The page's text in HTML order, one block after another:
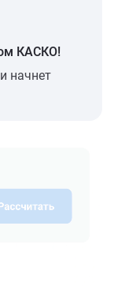
КАСКО!
начнет